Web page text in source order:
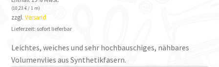
(10,23 €/ 1 m)
zzgl. Versand
Lieferzeit: sofort lieferbar
Leichtes, weiches und sehr hochbauschiges, nähbares
Volumenvlies aus Synthetikfasern.